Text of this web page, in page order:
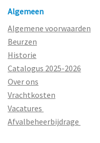
Algemeen
Algemene voorwaarden
Beurzen
Historie
Catalogus 2025-2026
Over ons
Vrachtkosten
Vacatures
Afvalbeheerbijdrage